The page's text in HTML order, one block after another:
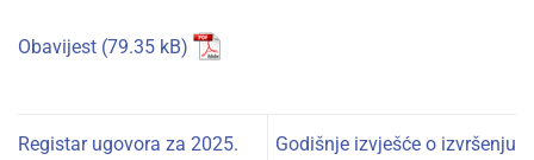
Obavijest
Registar ugovora za 2025.
Godišnje izvješće o izvršenju